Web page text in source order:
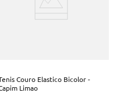
Couro Elastico Bicolor -
Limao